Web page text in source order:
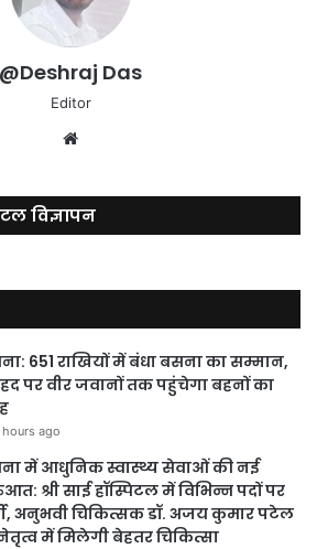
@Deshraj Das
Editor
विज्ञापन
651 राखियों में बंधा बसना का सम्मान,
पर वीर जवानों तक पहुंचेगा बहनों का
ago
में आधुनिक स्वास्थ्य सेवाओं की नई
श्री साई हॉस्पिटल में विभिन्न पदों पर
अनुभवी चिकित्सक डॉ. अजय कुमार पटेल
में मिलेगी बेहतर चिकित्सा